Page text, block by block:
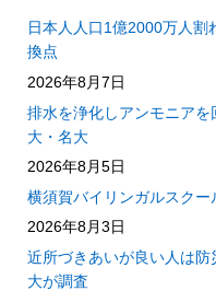
日本人人口1億2000万人
換点
2026年8月7日
排水を浄化しアンモニア
大・名大
2026年8月5日
横須賀バイリンガルスク
2026年8月3日
近所づきあいが良い人は
大が調査